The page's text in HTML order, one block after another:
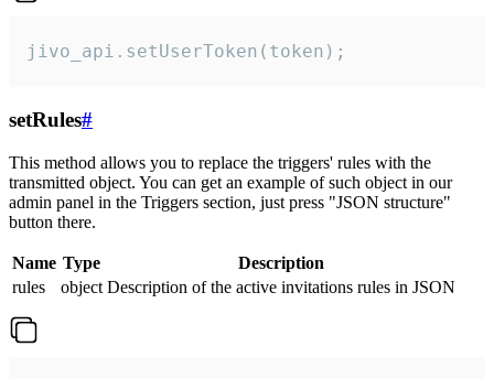
jivo_api.setUserToken(token);
setRules#
This method allows you to replace the triggers' rules with the
transmitted object. You can get an example of such object in our
admin panel in the Triggers section, just press "JSON structure"
button there.
Name Type
Description
rules
object Description of the active invitations rules in JSON